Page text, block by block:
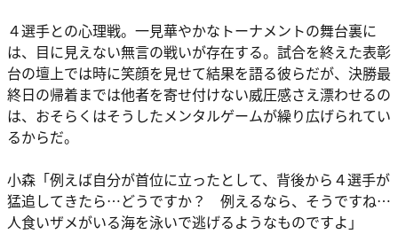
４選手との心理戦。一見華やかなトーナメントの舞台裏に
は、目に見えない無言の戦いが存在する。試合を終えた表彰
台の壇上では時に笑顔を見せて結果を語る彼らだが、決勝最
終日の帰着までは他者を寄せ付けない威圧感さえ漂わせるの
は、おそらくはそうしたメンタルゲームが繰り広げられてい
るからだ。
小森 「例えば自分が首位に立ったとして、背後から４選手が
猛追してきたら…どうですか？ 例えるなら、そうですね…
人食いザメがいる海を泳いで逃げるようなものですよ」